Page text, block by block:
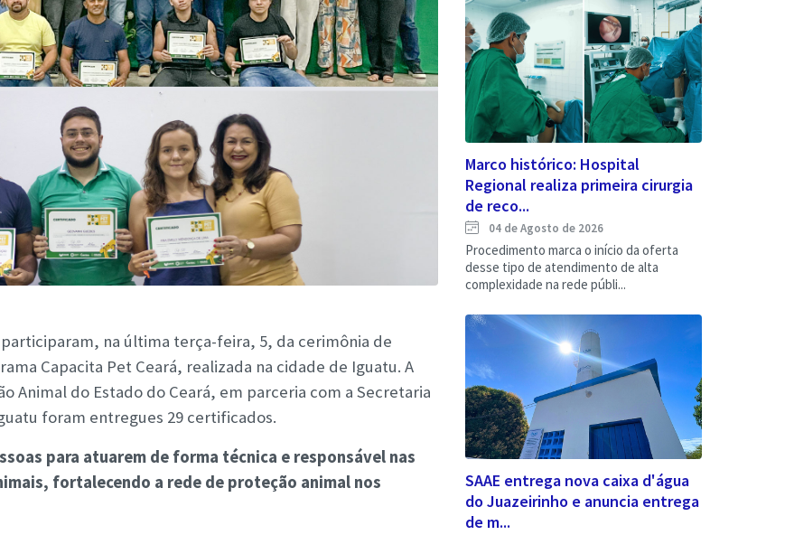
na última terça-feira, 5, da cerimônia de
Capacita Pet Ceará, realizada na cidade de Iguatu. A
Animal do Estado do Ceará, em parceria com a Secretaria
foram entregues 29 certificados.
para atuarem de forma técnica e responsável nas
fortalecendo a rede de proteção animal nos
Marco histórico: Hospital
Regional realiza primeira cirurgia
de reco...
04 de Agosto de 2026
Procedimento marca o início da oferta
desse tipo de atendimento de alta
complexidade na rede públi...
SAAE entrega nova caixa d'água
do Juazeirinho e anuncia entrega
de m...